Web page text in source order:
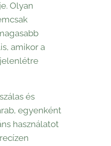
Olyan
amikor a
és
egyenként
használatot